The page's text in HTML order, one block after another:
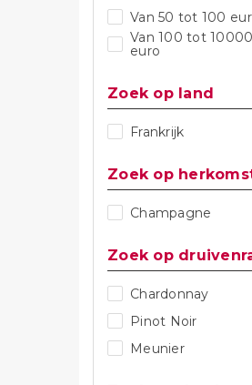
Van 50 tot 100
Van 100 tot 10000
euro
Zoek op land
Frankrijk
Zoek op
Champagne
Zoek op
Chardonnay
Pinot Noir
Meunier